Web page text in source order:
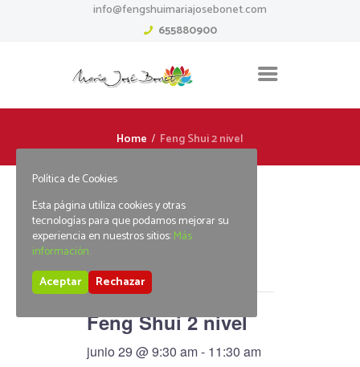
info@fengshuimariajosebonet.com
655880900
Home Feng Shui 2 nivel
« Todos los Eventos
Este evento ha pasado.
Feng Shui 2 nivel
junio 29 @ 9:30 am- 11:30 am
Política de Cookies
Esta página utiliza cookies y otras
tecnologías para que podamos mejorar su
experiencia en nuestros sitios:Más
información.
Aceptar
Rechazar